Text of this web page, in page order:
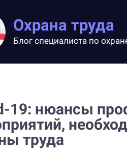
Охрана труда
Блог специалиста по
19: нюансы
труда